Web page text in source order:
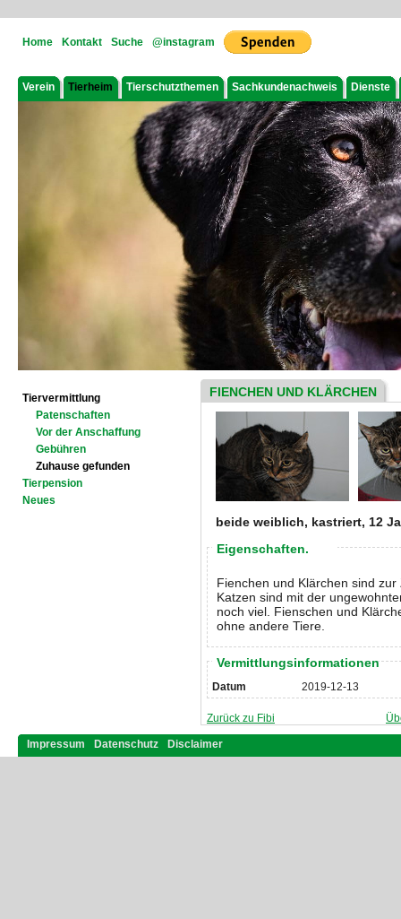
Home Kontakt Suche @instagram
Verein Tierheim Tierschutzthemen Sachkundenachweis Dienste
Tiervermittlung
Patenschaften
Vor der Anschaffung
Gebühren
Zuhause gefunden
Tierpension
Neues
FIENCHEN UND KLÄRCHEN
beide weiblich, kastriert, 12
Eigenschaften.
Fienchen und Klärchen sind
Katzen sind mit der
noch viel. Fienschen und
ohne andere Tiere.
Vermittlungsinformationen
Datum 2019-12-13
Zurück zu Fibi
Impressum Datenschutz Disclaimer